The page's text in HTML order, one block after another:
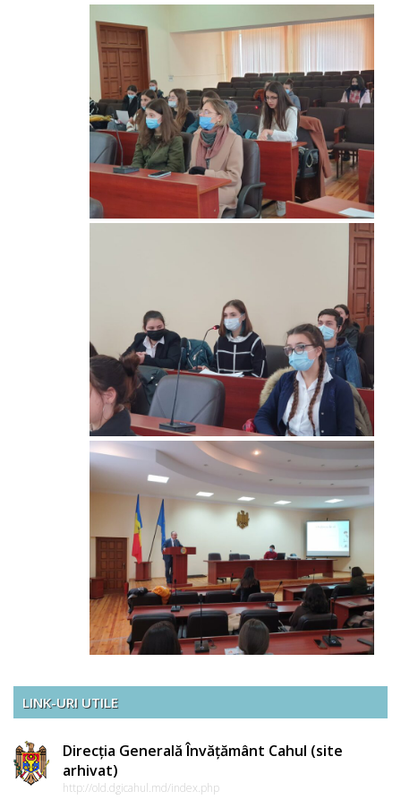
LINK-URI UTILE
Direcția Generală Învățământ Cahul (site
arhivat)
http://old.dgicahul.md/index.php